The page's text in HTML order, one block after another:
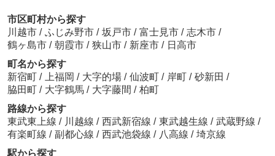
市区町村から探す
川越市 / ふじみ野市 / 坂戸市 / 富士見市 / 志木市 /
鶴ヶ島市 / 朝霞市 / 狭山市 / 新座市 / 日高市
町名から探す
新宿町 / 上福岡 / 大字的場 / 仙波町 / 岸町 / 砂新田 /
脇田町 / 大字鶴馬 / 大字藤間 / 柏町
路線から探す
東武東上線 / 川越線 / 西武新宿線 / 東武越生線 / 武蔵野線 /
有楽町線 / 副都心線 / 西武池袋線 / 八高線 / 埼京線
駅から探す